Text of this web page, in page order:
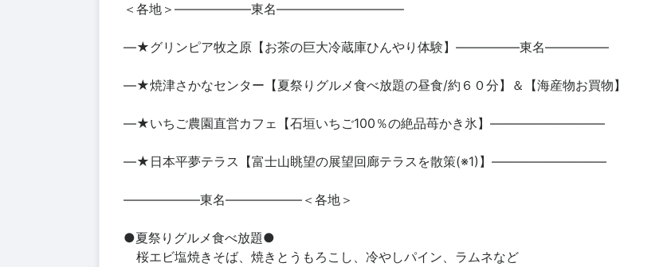
＜各地＞――――――東名――――――――――
―★グリンピア牧之原【お茶の巨大冷蔵庫ひんやり体験】―――――東名―――――
―★焼津さかなセンター【夏祭りグルメ食べ放題の昼食/約６０分】＆【海産物お買物】
―★いちご農園直営カフェ【石垣いちご100％の絶品苺かき氷】―――――――――
―★日本平夢テラス【富士山眺望の展望回廊テラスを散策(※1)】―――――――――
――――――東名――――――＜各地＞
●夏祭りグルメ食べ放題●
桜エビ塩焼きそば、焼きとうもろこし、冷やしパイン、ラムネなど